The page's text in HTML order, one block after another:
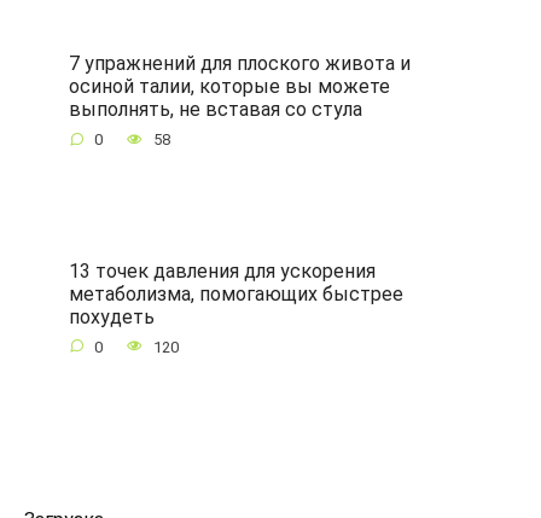
7 упражнений для плоского живота и
осиной талии, которые вы можете
выполнять, не вставая со стула
0 58
13 точек давления для ускорения
метаболизма, помогающих быстрее
похудеть
0 120